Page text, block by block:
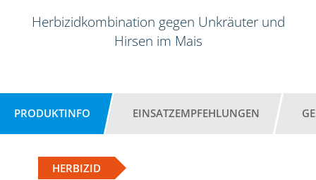
Herbizidkombination gegen Unkräuter und
Hirsen im Mais
PRODUKTINFO EINSATZEMPFEHLUNGEN
HERBIZID